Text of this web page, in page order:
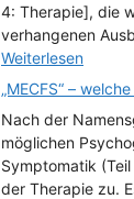
4: Therapie], die
verhangenen
Weiterlesen
„MECFS“ –
Nach der
möglichen
Symptomatik
der Therapie zu.